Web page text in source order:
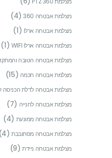
מצלמת אבטחה 360 (4)
מצלמת אבטחה ארלו (1)
מצלמת אבטחה ארלו WIFI (1)
מצלמת אבטחה הטובה
מצלמת אבטחה חכמה (15)
מצלמת אבטחה לדלת הכניסה
מצלמת אבטחה לחנייה (7)
מצלמת אבטחה ממונעת (4)
מצלמת אבטחה מסתובבת (4)
מצלמת אבטחה ניידת (9)